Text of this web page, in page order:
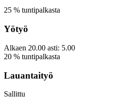
25 % tuntipalkasta
Yötyö
Alkaen 20.00 asti: 5.00
20 % tuntipalkasta
Lauantaityö
Sallittu